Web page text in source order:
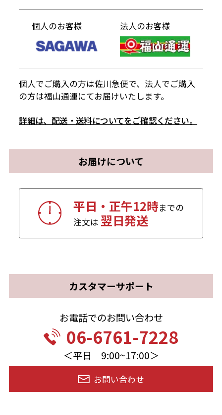
個人のお客様 法人のお客様
個人でご購入の方は佐川急便で、法人でご購入
の方は福山通運にてお届けいたします。
詳細は、配送・送料についてをご確認ください。
お届けについて
平日・正午12時までの
注文は 翌日発送
カスタマーサポート
お電話でのお問い合わせ
06-6761-7228
＜平日 9:00~17:00＞
お問い合わせ